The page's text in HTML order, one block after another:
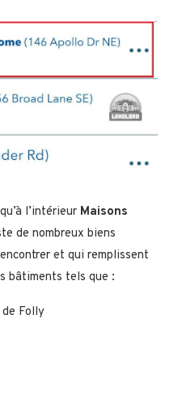
l’intérieur Maisons
de nombreux biens
et qui remplissent
bâtiments tels que :
Folly